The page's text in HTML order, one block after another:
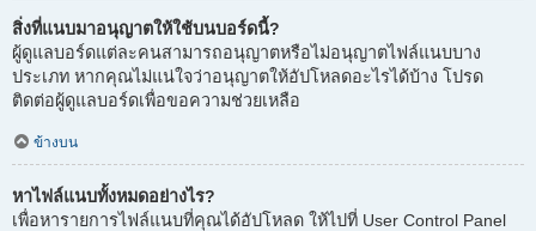
สิ่งที่แนบมาอนุญาตให้ใช้บนบอร์ดนี้?
ผู้ดูแลบอร์ดแต่ละคนสามารถอนุญาตหรือไม่อนุญาตไฟล์แนบบาง
ประเภท หากคุณไม่แน่ใจว่าอนุญาตให้อัปโหลดอะไรได้บ้าง โปรด
ติดต่อผู้ดูแลบอร์ดเพื่อขอความช่วยเหลือ
ข้างบน
หาไฟล์แนบทั้งหมดอย่างไร?
เพื่อหารายการไฟล์แนบที่คุณได้อัปโหลด ให้ไปที่ User Control Panel